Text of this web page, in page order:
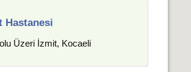
Hastanesi
Üzeri İzmit, Kocaeli